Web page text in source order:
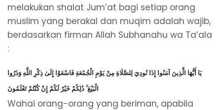
melakukan shalat Jum’at bagi setiap orang
muslim yang berakal dan muqim adalah wajib,
berdasarkan firman Allah Subhanahu wa Ta’ala
:
يَا أَيُّهَا الَّذِينَ آمَنُوا إِذَا نُودِيَ لِلصَّلَاةِ مِنْ يَوْمِ الْجُمُعَةِ فَاسْعَوْا إِلَىٰ ذِكْرِ اللَّهِ وَذَرُوا
الْبَيْعَ ۚ ذَٰلِكُمْ خَيْرٌ لَكُمْ إِنْ كُنْتُمْ تَعْلَمُونَ
Wahai orang-orang yang beriman, apabila